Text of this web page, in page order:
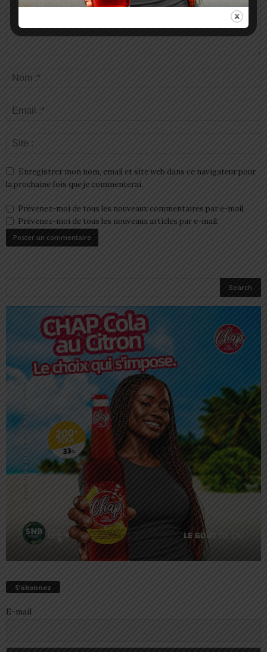
Enregistrer mon nom, email et site web dans ce navigateur pour
la prochaine fois que je commenterai.
Prévenez-moi de tous les nouveaux commentaires par e-mail.
Prévenez-moi de tous les nouveaux articles par e-mail.
S’abonnez
E-mail